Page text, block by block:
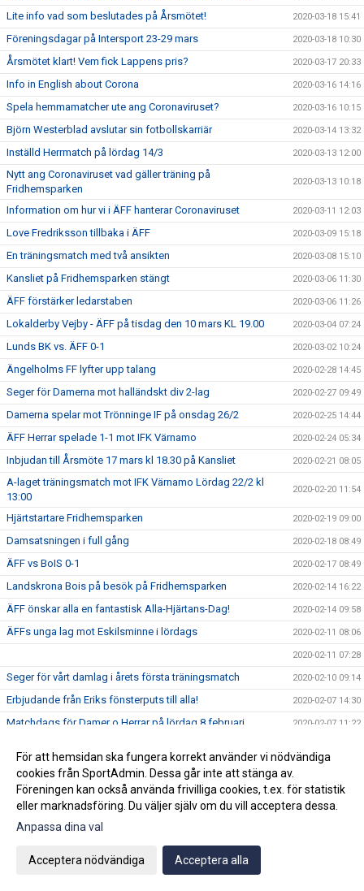
Lite info vad som beslutades på Årsmötet! 2020-03-18 15:41
Föreningsdagar på Intersport 23-29 mars 2020-03-18 10:30
Årsmötet klart! Vem fick Lappens pris? 2020-03-17 20:33
Info in English about Corona 2020-03-16 14:16
Spela hemmamatcher ute ang Coronaviruset? 2020-03-16 10:15
Björn Westerblad avslutar sin fotbollskarriär 2020-03-14 13:32
Inställd Herrmatch på lördag 14/3 2020-03-13 12:00
Nytt ang Coronaviruset vad gäller träning på
Fridhemsparken
2020-03-13 10:18
Information om hur vi i ÄFF hanterar Coronaviruset 2020-03-11 12:03
Love Fredriksson tillbaka i ÄFF 2020-03-09 15:18
En träningsmatch med två ansikten 2020-03-08 15:10
Kansliet på Fridhemsparken stängt 2020-03-06 11:30
ÄFF förstärker ledarstaben 2020-03-06 11:26
Lokalderby Vejby - ÄFF på tisdag den 10 mars KL 19.00 2020-03-04 07:24
Lunds BK vs. ÄFF 0-1 2020-03-02 10:24
Ängelholms FF lyfter upp talang 2020-02-28 14:45
Seger för Damerna mot halländskt div 2-lag 2020-02-27 09:49
Damerna spelar mot Trönninge IF på onsdag 26/2 2020-02-25 14:44
ÄFF Herrar spelade 1-1 mot IFK Värnamo 2020-02-24 05:34
Inbjudan till Årsmöte 17 mars kl 18.30 på Kansliet 2020-02-21 08:05
A-laget träningsmatch mot IFK Värnamo Lördag 22/2 kl
13:00
2020-02-20 11:54
Hjärtstartare Fridhemsparken 2020-02-19 09:00
Damsatsningen i full gång 2020-02-18 08:49
ÄFF vs BoIS 0-1 2020-02-17 08:49
Landskrona Bois på besök på Fridhemsparken 2020-02-14 16:22
ÄFF önskar alla en fantastisk Alla-Hjärtans-Dag! 2020-02-14 09:58
ÄFFs unga lag mot Eskilsminne i lördags 2020-02-11 08:06
2020-02-11 07:28
Seger för vårt damlag i årets första träningsmatch 2020-02-10 09:14
Erbjudande från Eriks fönsterputs till alla! 2020-02-07 14:30
Matchdags för Damer o Herrar på lördag 8 februari 2020-02-07 11:22
Ang bilolyckan vid Fridhemsparken (nya IP) i måndags kväll
ÄFF Herrlag 2020 2020-01-28 12:02
Vill du vara med om en upplevelse för livet?
Akademin 2020
Damerna på gång inför säsongen!
För att hemsidan ska fungera korrekt använder vi nödvändiga
cookies från SportAdmin. Dessa går inte att stänga av.
Föreningen kan också använda frivilliga cookies, t.ex. för statistik
eller marknadsföring. Du väljer själv om du vill acceptera dessa.
Anpassa dina val
Acceptera nödvändiga Acceptera alla